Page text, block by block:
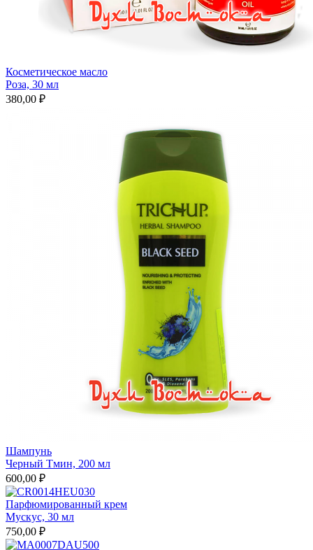
Косметическое масло
Роза, 30 мл
380,00 ₽
Шампунь
Черный Тмин, 200 мл
600,00 ₽
Парфюмированный крем
Мускус, 30 мл
750,00 ₽